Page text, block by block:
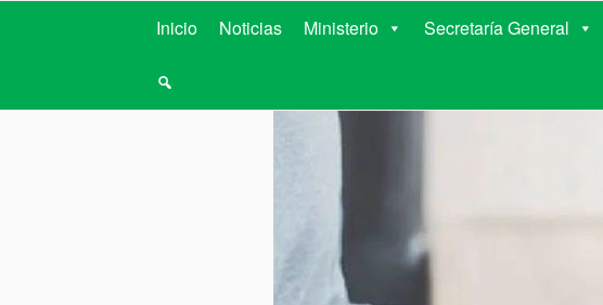
MINISTERIO DE
Inicio Noticias Ministerio Secretaría General